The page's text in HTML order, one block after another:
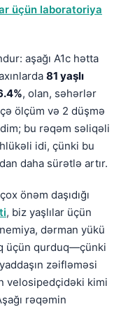
üçün laboratoriya
aşağı A1c hətta
81 yaşlı
, olan, səhərlər
ölçüm və 2 düşmə
bu rəqəm səliqəli
idi, çünki bu
daha sürətlə artır.
önəm daşıdığı
, biz yaşlılar üçün
dərman yükü
üçün qurduq—çünki
zəifləməsi
velosipedçidəki kimi
rəqəmin